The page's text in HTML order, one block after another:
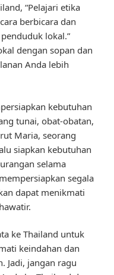
“Pelajari etika
berbicara dan
lokal.”
dengan sopan dan
Anda lebih
kebutuhan
tunai, obat-obatan,
Maria, seorang
siapkan kebutuhan
selama
segala
dapat menikmati
ke Thailand untuk
keindahan dan
Jadi, jangan ragu